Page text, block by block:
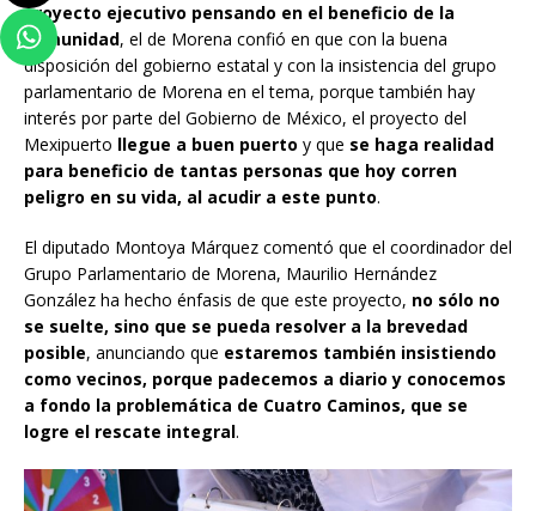
proyecto ejecutivo pensando en el beneficio de la
comunidad, el de Morena confió en que con la buena
disposición del gobierno estatal y con la insistencia del grupo
parlamentario de Morena en el tema, porque también hay
interés por parte del Gobierno de México, el proyecto del
Mexipuerto llegue a buen puerto y que se haga realidad
para beneficio de tantas personas que hoy corren
peligro en su vida, al acudir a este punto.
El diputado Montoya Márquez comentó que el coordinador del
Grupo Parlamentario de Morena, Maurilio Hernández
González ha hecho énfasis de que este proyecto, no sólo no
se suelte, sino que se pueda resolver a la brevedad
posible, anunciando que estaremos también insistiendo
como vecinos, porque padecemos a diario y conocemos
a fondo la problemática de Cuatro Caminos, que se
logre el rescate integral.